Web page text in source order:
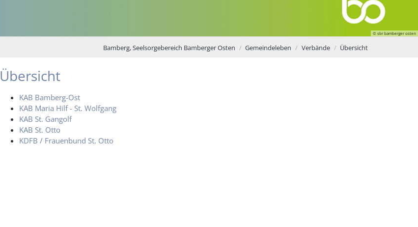
© sbr bamberger osten
Bamberg, Seelsorgebereich Bamberger Osten Gemeindeleben Verbände Übersicht
Übersicht
KAB Bamberg-Ost
KAB Maria Hilf - St. Wolfgang
KAB St. Gangolf
KAB St. Otto
KDFB / Frauenbund St. Otto